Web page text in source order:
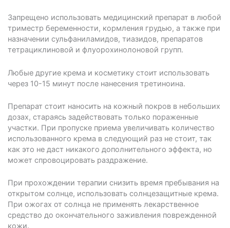
Запрещено использовать медицинский препарат в любой
триместр беременности, кормления грудью, а также при
назначении сульфаниламидов, тиазидов, препаратов
тетрациклиновой и флуорохинолоновой групп.
Любые другие крема и косметику стоит использовать
через 10-15 минут после нанесения третиноина.
Препарат стоит наносить на кожный покров в небольших
дозах, стараясь задействовать только пораженные
участки. При пропуске приема увеличивать количество
использованного крема в следующий раз не стоит, так
как это не даст никакого дополнительного эффекта, но
может спровоцировать раздражение.
При прохождении терапии снизить время пребывания на
открытом солнце, использовать солнцезащитные крема.
При ожогах от солнца не применять лекарственное
средство до окончательного заживления поврежденной
кожи.